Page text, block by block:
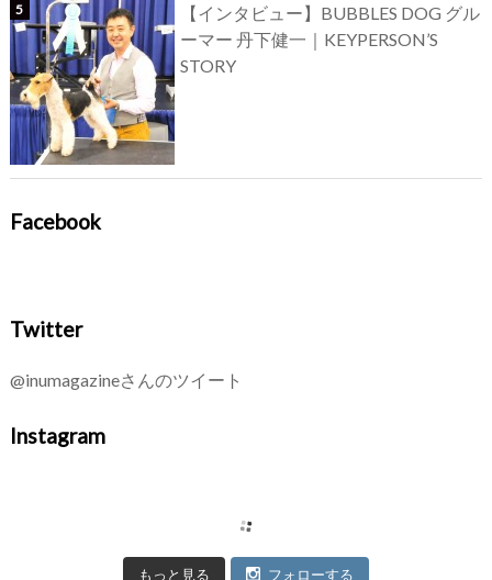
【インタビュー】BUBBLES DOG グル
ーマー 丹下健一｜KEYPERSON’S
STORY
Facebook
Twitter
@inumagazineさんのツイート
Instagram
もっと見る フォローする